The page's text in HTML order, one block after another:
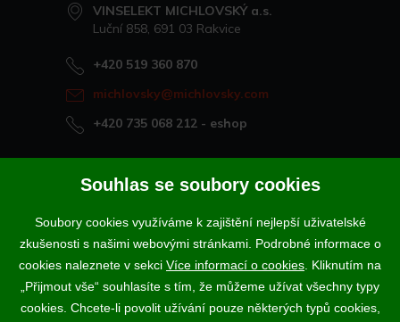
VINSELEKT MICHLOVSKÝ a.s.
Luční 858, 691 03 Rakvice
+420 519 360 870
michlovsky@michlovsky.com
+420 735 068 212 - eshop
Naše vína offline
Vinotéka Rakvice
>
Vinotéky a degustační centra
>
Podle zákona o evidenci tržeb je prodávající povinen vystavit
kupujícímu účtenku. Zároveň je povinen zaevidovat přijatou tržbu u
Souhlas se soubory cookies
Soubory cookies využíváme k zajištění nejlepší uživatelské
zkušenosti s našimi webovými stránkami. Podrobné informace o
cookies naleznete v sekci Více informací o cookies . Kliknutím na
„Přijmout vše“ souhlasíte s tím, že můžeme užívat všechny typy
cookies. Chcete-li povolit užívání pouze některých typů cookies,